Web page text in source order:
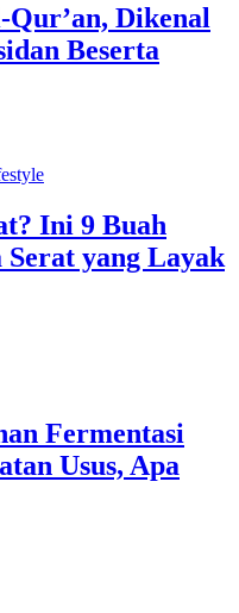
Qur’an, Dikenal
Beserta
Ini 9 Buah
yang Layak
Fermentasi
Usus, Apa